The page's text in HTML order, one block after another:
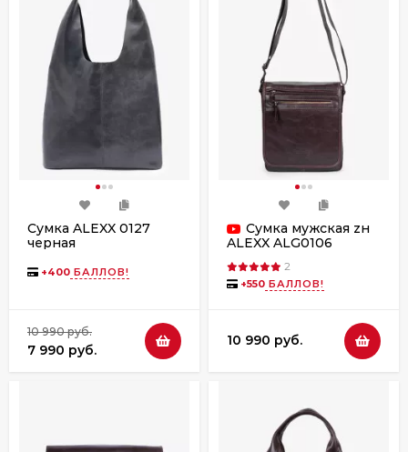
Сумка ALEXX 0127
черная
+400 БАЛЛОВ!
10 990 руб.
7 990 руб.
Сумка мужская zн
ALEXX ALG0106
2
+550 БАЛЛОВ!
10 990 руб.